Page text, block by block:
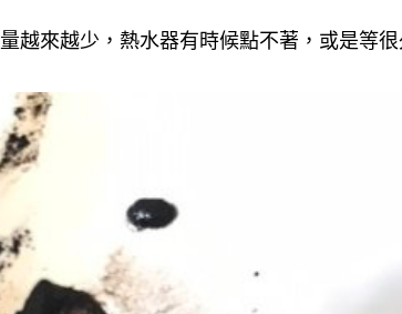
來越少，熱水器有時候點不著，或是等